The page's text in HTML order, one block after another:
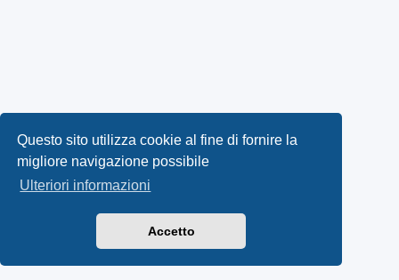
Questo sito utilizza cookie al fine di fornire la
migliore navigazione possibile
Ulteriori informazioni
Accetto